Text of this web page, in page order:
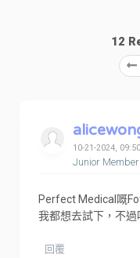
12
10-21-2024,
Junior Member
Perfect Medical嘅
我都想去試下，不過
回覆